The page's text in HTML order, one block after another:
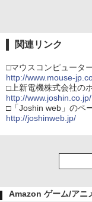
関連リンク
□マウスコンピュータ
http://www.mouse-
□上新電機株式会社の
http://www.joshin.co.jp/
□「Joshin web」のペ
http://joshinweb.jp/
Amazon ゲーム/アニ